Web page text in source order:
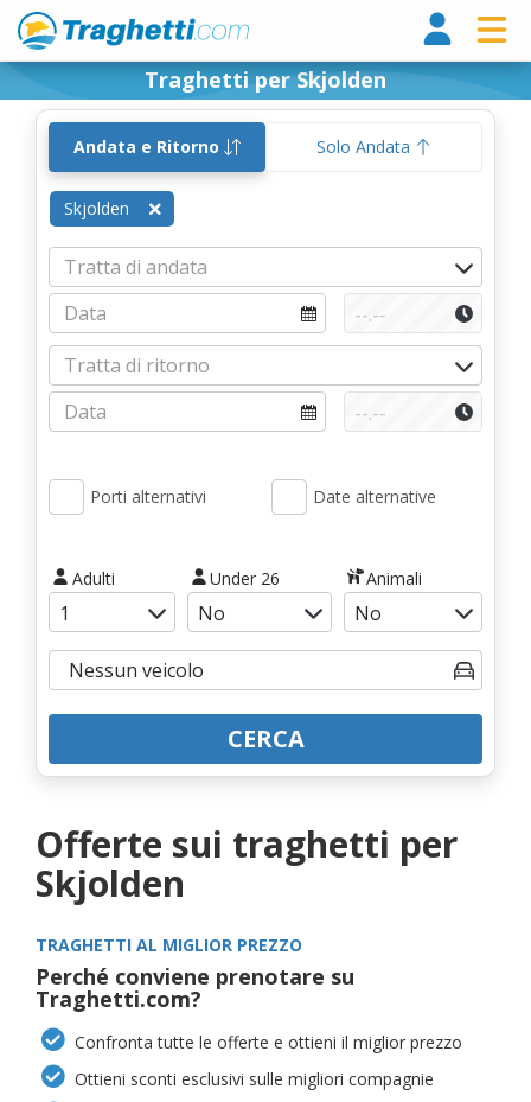
Traghetti per Skjolden
Andata e Ritorno Solo Andata
Skjolden
Porti alternativi Date alternative
Adulti Under 26 Animali
CERCA
Offerte sui traghetti per
Skjolden
TRAGHETTI AL MIGLIOR PREZZO
Perché conviene prenotare su
Traghetti.com?
Confronta tutte le offerte e ottieni il miglior prezzo
Ottieni sconti esclusivi sulle migliori compagnie